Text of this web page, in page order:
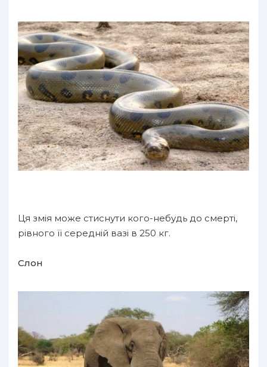
Ця змія може стиснути кого-небудь до смерті,
рівного її середній вазі в 250 кг.
Слон